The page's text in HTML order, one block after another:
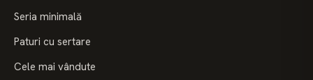
Seria minimală
Paturi cu sertare
Cele mai vândute